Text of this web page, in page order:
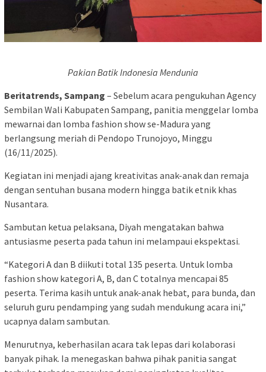
Pakian Batik Indonesia Mendunia
Beritatrends, Sampang – Sebelum acara pengukuhan Agency
Sembilan Wali Kabupaten Sampang, panitia menggelar lomba
mewarnai dan lomba fashion show se-Madura yang
berlangsung meriah di Pendopo Trunojoyo, Minggu
(16/11/2025).
Kegiatan ini menjadi ajang kreativitas anak-anak dan remaja
dengan sentuhan busana modern hingga batik etnik khas
Nusantara.
Sambutan ketua pelaksana, Diyah mengatakan bahwa
antusiasme peserta pada tahun ini melampaui ekspektasi.
“Kategori A dan B diikuti total 135 peserta. Untuk lomba
fashion show kategori A, B, dan C totalnya mencapai 85
peserta. Terima kasih untuk anak-anak hebat, para bunda, dan
seluruh guru pendamping yang sudah mendukung acara ini,”
ucapnya dalam sambutan.
Menurutnya, keberhasilan acara tak lepas dari kolaborasi
banyak pihak. Ia menegaskan bahwa pihak panitia sangat